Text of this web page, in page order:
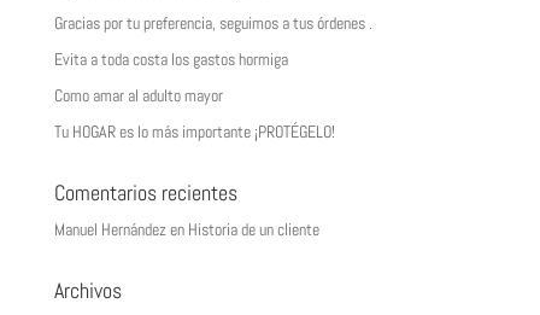
Gracias por tu preferencia, seguimos a tus órdenes .
Evita a toda costa los gastos hormiga
Como amar al adulto mayor
Tu HOGAR es lo más importante ¡PROTÉGELO!
Comentarios recientes
Manuel Hernándezen Historia de un cliente
Archivos